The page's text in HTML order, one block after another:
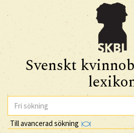
Svenskt
Till avancerad sökning